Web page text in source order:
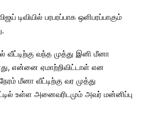
டிவியில் பரபரப்பாக ஒளிபரப்பாகும்
வீட்டிற்கு வந்த முத்து இனி மீனா
என்னை ஏமாற்றிவிட்டாள் என
மீனா வீட்டிற்கு வர முத்து
உள்ள அனைவரிடமும் அவர் மன்னிப்பு